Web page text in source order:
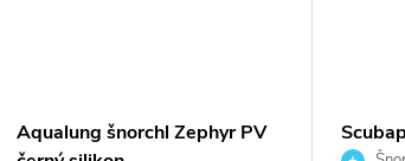
Aqualung šnorchl Zephyr PV